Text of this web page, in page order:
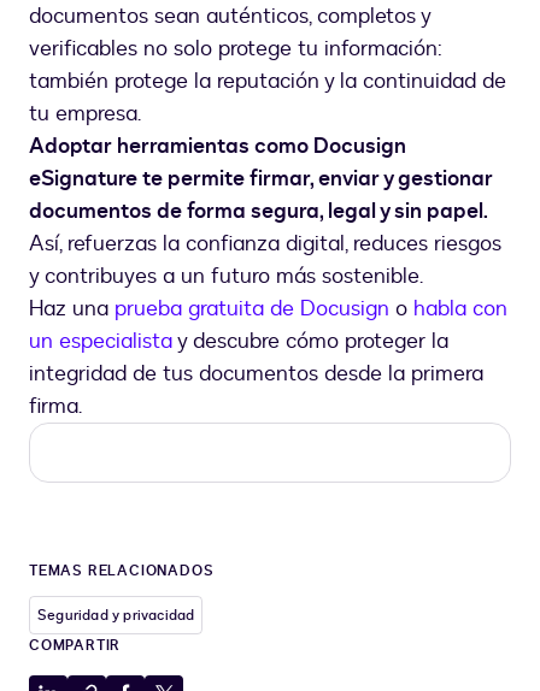
documentos sean auténticos, completos y
verificables no solo protege tu información:
también protege la reputación y la continuidad de
tu empresa.
Adoptar herramientas como Docusign
eSignature te permite firmar, enviar y gestionar
documentos de forma segura, legal y sin papel.
Así, refuerzas la confianza digital, reduces riesgos
y contribuyes a un futuro más sostenible.
Haz una prueba gratuita de Docusign o habla con
un especialistay descubre cómo proteger la
integridad de tus documentos desde la primera
firma.
TEMAS RELACIONADOS
Seguridad y privacidad
COMPARTIR